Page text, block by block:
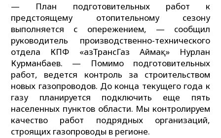
— План подготовительных работ к
предстоящему отопительному сезону
выполняется с опережением, — сообщил
руководитель производственно-технического
отдела КПФ «ҚазТрансГаз Аймақ» Нурлан
Курманбаев. — Помимо подготовительных
работ, ведется контроль за строительством
новых газопроводов. До конца текущего года к
газу планируется подключить еще пять
населенных пунктов области. Мы контролируем
качество работ подрядных организаций,
строящих газопроводы в регионе.